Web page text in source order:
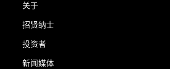
关于
招贤纳士
投资者
新闻媒体